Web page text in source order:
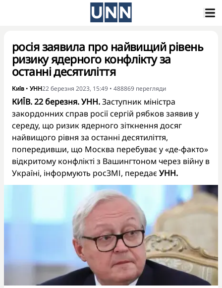
росія заявила про найвищий рівень
ризику ядерного конфлікту за
останні десятиліття
Київ • УНН22 березня 2023, 15:49 • 488869 перегляди
КИЇВ. 22 березня. УНН.Заступник міністра
закордонних справ росії сергій рябков заявив у
середу, що ризик ядерного зіткнення досяг
найвищого рівня за останні десятиліття,
попередивши, що Москва перебуває у «де-факто»
відкритому конфлікті з Вашингтоном через війну в
Україні, інформують росЗМІ, передає УНН.